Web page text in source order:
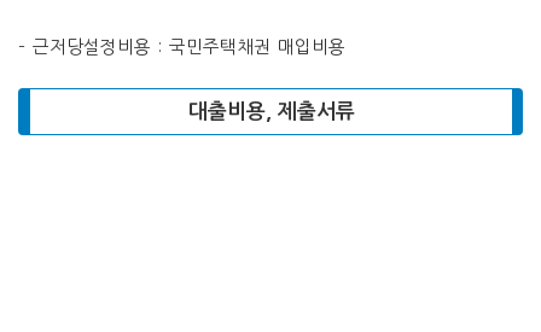
– 근저당설정비용 : 국민주택채권 매입비용
대출비용, 제출서류